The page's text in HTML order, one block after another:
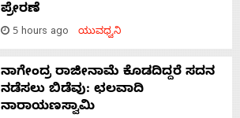
ಪ್ರೇರಣೆ
5 hours ago ಯುವಧ್ವನಿ
ನಾಗೇಂದ್ರ ರಾಜೀನಾಮೆ ಕೊಡದಿದ್ದರೆ ಸದನ
ನಡೆಸಲು ಬಿಡೆವು: ಛಲವಾದಿ
ನಾರಾಯಣಸ್ವಾಮಿ